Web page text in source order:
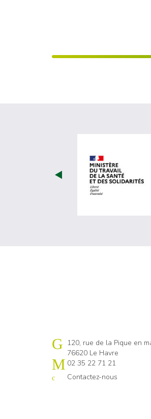
Cap emploi 76 Le Havre
120, rue de la Pique en
76620 Le Havre
02 35 22 71 21
Contactez-nous